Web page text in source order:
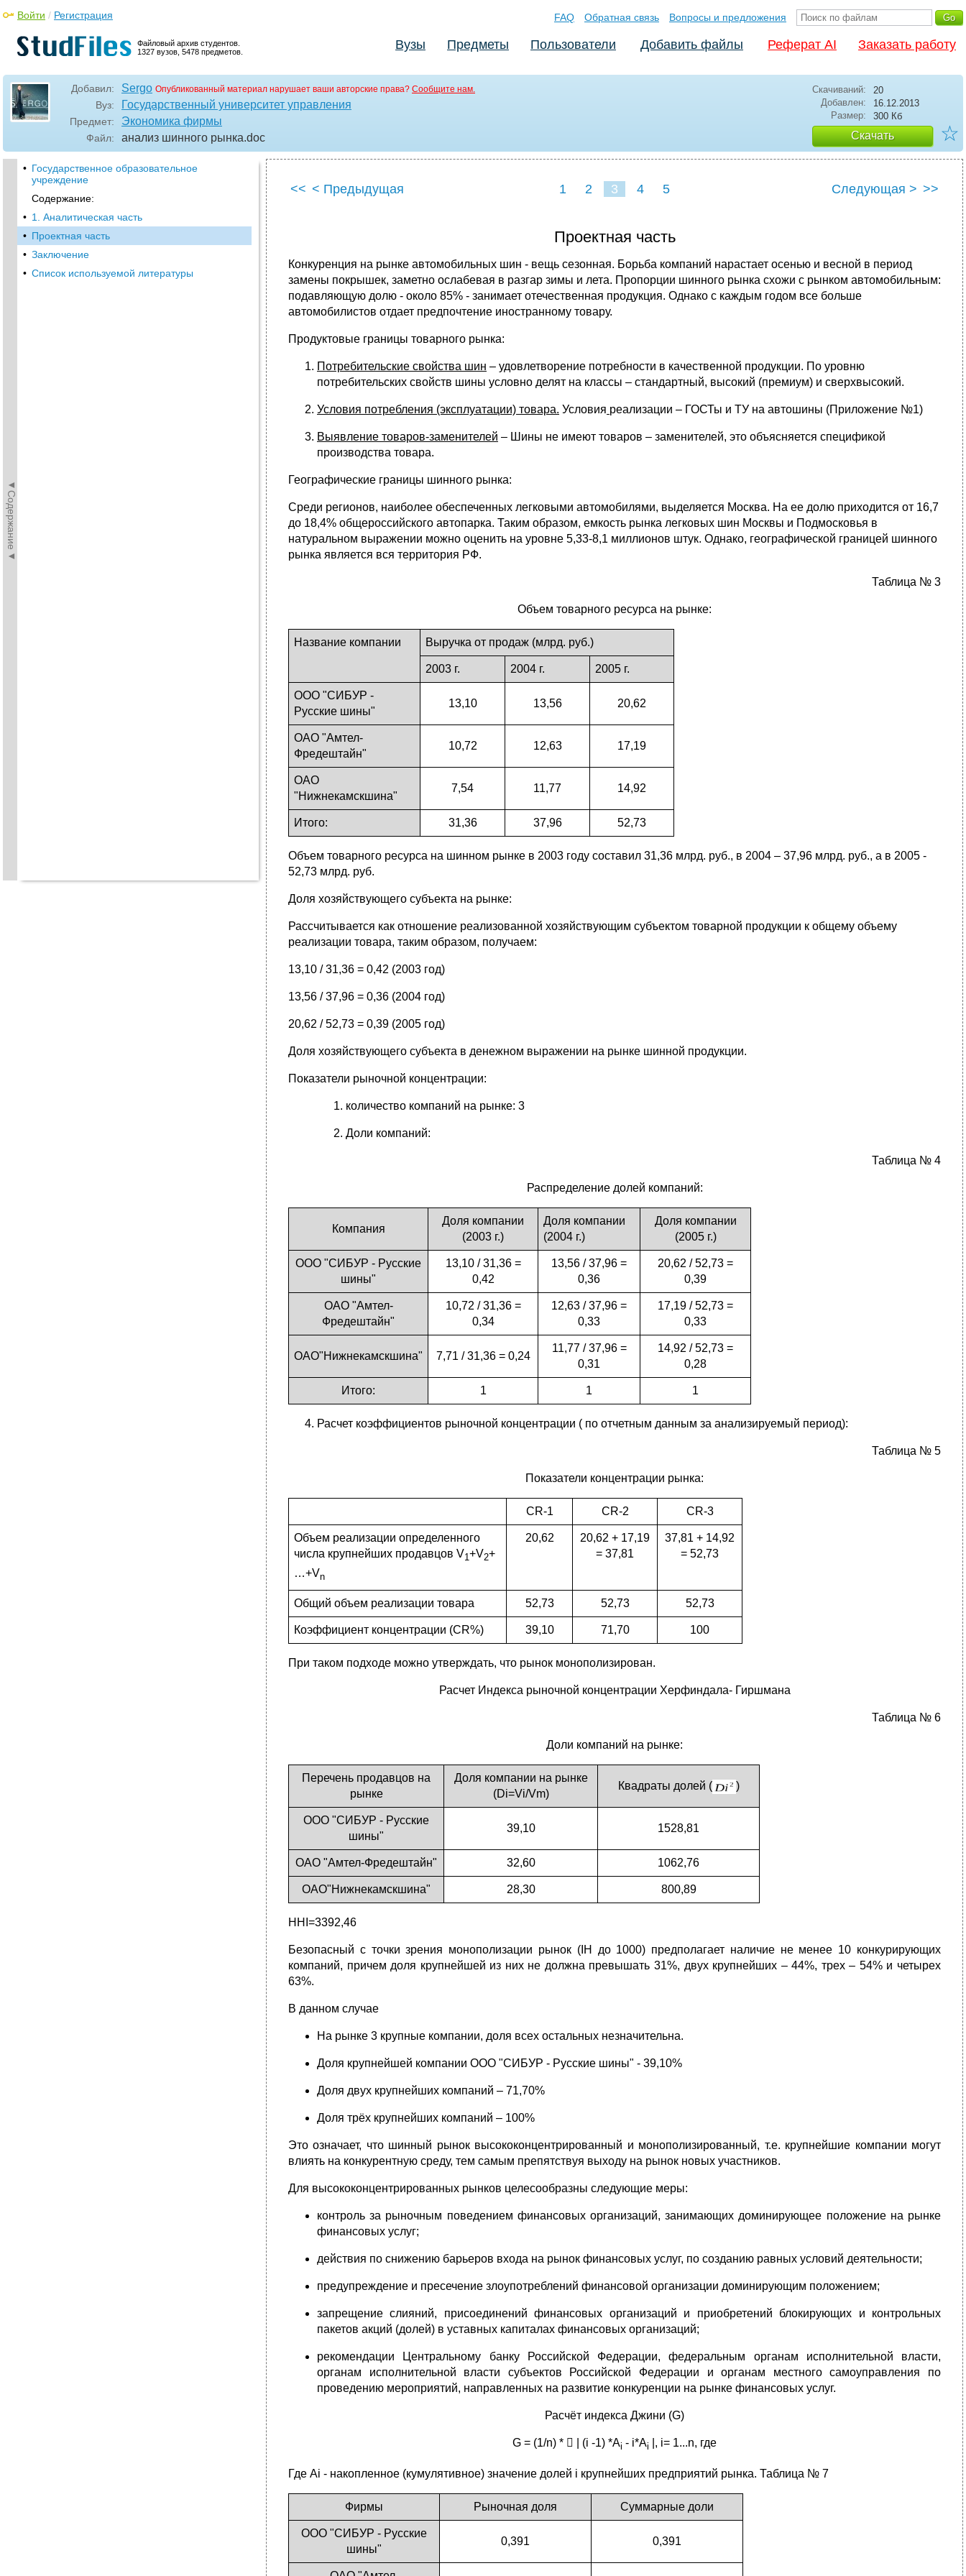
Файловый архив студентов.
1327 вузов, 5478 предметов.
Войти / Регистрация FAQ Обратная связь Вопросы и предложения
Вузы Предметы Пользователи Добавить файлы Реферат AI Заказать работу
Добавил: Sergo Опубликованный материал нарушает ваши авторские права? Сообщите нам.
Вуз: Государственный университет управления
Предмет: Экономика фирмы
Файл: анализ шинного рынка.doc
Скачиваний:
20
Добавлен:
16.12.2013
Размер:
300 Кб
Скачать ☆
◄Содержание◄
• Государственное образовательное
учреждение
Содержание:
• 1. Аналитическая часть
• Проектная часть
• Заключение
• Список используемой литературы
<< < Предыдущая 1 2 3 4 5 Следующая > >>
Проектная часть
Конкуренция на рынке автомобильных шин - вещь сезонная. Борьба компаний нарастает осенью и весной в период
замены покрышек, заметно ослабевая в разгар зимы и лета. Пропорции шинного рынка схожи с рынком автомобильным:
подавляющую долю - около 85% - занимает отечественная продукция. Однако с каждым годом все больше
автомобилистов отдает предпочтение иностранному товару.
Продуктовые границы товарного рынка:
Потребительские свойства шин – удовлетворение потребности в качественной продукции. По уровню
потребительских свойств шины условно делят на классы – стандартный, высокий (премиум) и сверхвысокий.
Условия потребления (эксплуатации) товара. Условия реализации – ГОСТы и ТУ на автошины (Приложение №1)
Выявление товаров-заменителей – Шины не имеют товаров – заменителей, это объясняется спецификой
производства товара.
Географические границы шинного рынка:
Среди регионов, наиболее обеспеченных легковыми автомобилями, выделяется Москва. На ее долю приходится от 16,7
до 18,4% общероссийского автопарка. Таким образом, емкость рынка легковых шин Москвы и Подмосковья в
натуральном выражении можно оценить на уровне 5,33-8,1 миллионов штук. Однако, географической границей шинного
рынка является вся территория РФ.
Таблица № 3
Объем товарного ресурса на рынке:
Название компании Выручка от продаж (млрд. руб.)
2003 г. 2004 г. 2005 г.
ООО "СИБУР -
Русские шины"
13,10 13,56 20,62
ОАО "Амтел-
Фредештайн"
10,72 12,63 17,19
ОАО
"Нижнекамскшина"
7,54 11,77 14,92
Итого: 31,36 37,96 52,73
Объем товарного ресурса на шинном рынке в 2003 году составил 31,36 млрд. руб., в 2004 – 37,96 млрд. руб., а в 2005 -
52,73 млрд. руб.
Доля хозяйствующего субъекта на рынке:
Рассчитывается как отношение реализованной хозяйствующим субъектом товарной продукции к общему объему
реализации товара, таким образом, получаем:
13,10 / 31,36 = 0,42 (2003 год)
13,56 / 37,96 = 0,36 (2004 год)
20,62 / 52,73 = 0,39 (2005 год)
Доля хозяйствующего субъекта в денежном выражении на рынке шинной продукции.
Показатели рыночной концентрации:
количество компаний на рынке: 3
Доли компаний:
Таблица № 4
Распределение долей компаний:
Компания
Доля компании
(2003 г.)
Доля компании
(2004 г.)
Доля компании
(2005 г.)
ООО "СИБУР - Русские
шины"
13,10 / 31,36 =
0,42
13,56 / 37,96 =
0,36
20,62 / 52,73 =
0,39
ОАО "Амтел-
Фредештайн"
10,72 / 31,36 =
0,34
12,63 / 37,96 =
0,33
17,19 / 52,73 =
0,33
ОАО"Нижнекамскшина" 7,71 / 31,36 = 0,24
11,77 / 37,96 =
0,31
14,92 / 52,73 =
0,28
Итого: 1 1 1
Расчет коэффициентов рыночной концентрации ( по отчетным данным за анализируемый период):
Таблица № 5
Показатели концентрации рынка:
CR-1 CR-2 CR-3
Объем реализации определенного
числа крупнейших продавцов V1 +V2+
…+Vn
20,62
20,62 + 17,19
= 37,81
37,81 + 14,92
= 52,73
Общий объем реализации товара 52,73 52,73 52,73
Коэффициент концентрации (CR%) 39,10 71,70 100
При таком подходе можно утверждать, что рынок монополизирован.
Расчет Индекса рыночной концентрации Херфиндала- Гиршмана
Таблица № 6
Доли компаний на рынке:
Перечень продавцов на
рынке
Доля компании на рынке
(Di=Vi/Vm)
Квадраты долей ( )
ООО "СИБУР - Русские
шины"
39,10 1528,81
ОАО "Амтел-Фредештайн" 32,60 1062,76
ОАО"Нижнекамскшина" 28,30 800,89
HHI=3392,46
Безопасный с точки зрения монополизации рынок (IH до 1000) предполагает наличие не менее 10 конкурирующих
компаний, причем доля крупнейшей из них не должна превышать 31%, двух крупнейших – 44%, трех – 54% и четырех
63%.
В данном случае
На рынке 3 крупные компании, доля всех остальных незначительна.
Доля крупнейшей компании ООО "СИБУР - Русские шины" - 39,10%
Доля двух крупнейших компаний – 71,70%
Доля трёх крупнейших компаний – 100%
Это означает, что шинный рынок высококонцентрированный и монополизированный, т.е. крупнейшие компании могут
влиять на конкурентную среду, тем самым препятствуя выходу на рынок новых участников.
Для высококонцентрированных рынков целесообразны следующие меры:
контроль за рыночным поведением финансовых организаций, занимающих доминирующее положение на рынке
финансовых услуг;
действия по снижению барьеров входа на рынок финансовых услуг, по созданию равных условий деятельности;
предупреждение и пресечение злоупотреблений финансовой организации доминирующим положением;
запрещение слияний, присоединений финансовых организаций и приобретений блокирующих и контрольных
пакетов акций (долей) в уставных капиталах финансовых организаций;
рекомендации Центральному банку Российской Федерации, федеральным органам исполнительной власти,
органам исполнительной власти субъектов Российской Федерации и органам местного самоуправления по
проведению мероприятий, направленных на развитие конкуренции на рынке финансовых услуг.
Расчёт индекса Джини (G)
G = (1/n) *  | (i -1) *Ai - i*Ai |, i= 1...n, где
Где Ai - накопленное (кумулятивное) значение долей i крупнейших предприятий рынка. Таблица № 7
Фирмы Рыночная доля Суммарные доли
ООО "СИБУР - Русские
шины"
0,391 0,391